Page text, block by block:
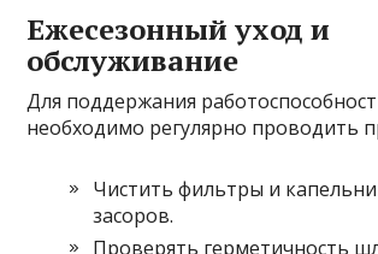
Ежесезонный уход и
обслуживание
Для поддержания
необходимо регулярно проводить
Чистить фильтры и
засоров.
Проверять герметичность